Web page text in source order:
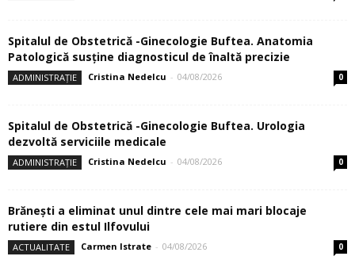
Spitalul de Obstetrică -Ginecologie Buftea. Anatomia
Patologică susţine diagnosticul de înaltă precizie
ADMINISTRAȚIE Cristina Nedelcu - 04/08/2026 0
Spitalul de Obstetrică -Ginecologie Buftea. Urologia
dezvoltă serviciile medicale
ADMINISTRAȚIE Cristina Nedelcu - 04/08/2026 0
Brănești a eliminat unul dintre cele mai mari blocaje
rutiere din estul Ilfovului
ACTUALITATE Carmen Istrate - 04/08/2026 0